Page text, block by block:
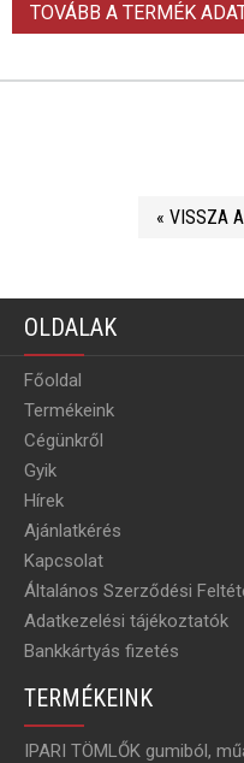
TOVÁBB A TERMÉK
« VISSZA
OLDALAK
Főoldal
Termékeink
Cégünkről
Gyik
Hírek
Ajánlatkérés
Kapcsolat
Általános Szerződési
Adatkezelési tájékoztatók
Bankkártyás fizetés
TERMÉKEINK
IPARI TÖMLŐK gumiból,